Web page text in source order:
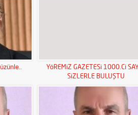
YöREMiZ GAZETESi 1000.Ci
SiZLERLE BULUŞTU